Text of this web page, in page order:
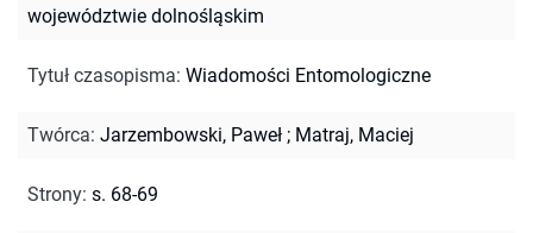
województwie dolnośląskim
Tytuł czasopisma: Wiadomości Entomologiczne
Twórca: Jarzembowski, Paweł ; Matraj, Maciej
Strony: s. 68-69